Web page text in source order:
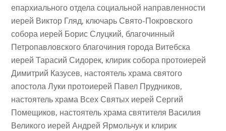
епархиального отдела социальной направленности
иерей Виктор Гляд, ключарь Свято-Покровского
собора иерей Борис Слуцкий, благочинный
Петропавловского благочиния города Витебска
иерей Тарасий Сидорек, клирик собора протоиерей
Димитрий Казусев, настоятель храма святого
апостола Луки протоиерей Павел Прудников,
настоятель храма Всех Святых иерей Сергий
Помещиков, настоятель храма святителя Василия
Великого иерей Андрей Ярмольчук и клирик